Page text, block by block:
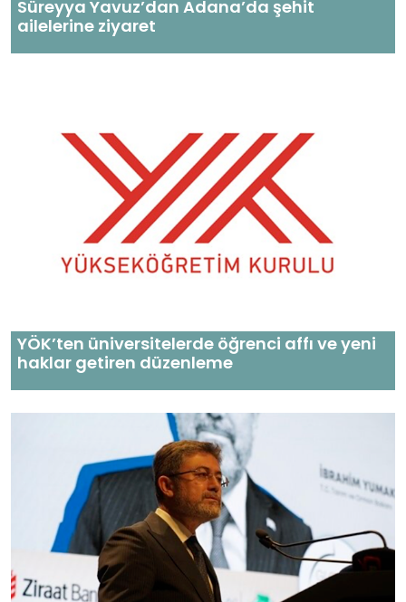
Süreyya Yavuz’dan Adana’da şehit
ailelerine ziyaret
YÖK’ten üniversitelerde öğrenci affı ve yeni
haklar getiren düzenleme